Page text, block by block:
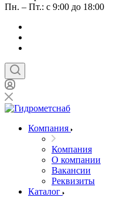
Пн. – Пт.: с 9:00 до 18:00
Компания
Компания
О компании
Вакансии
Реквизиты
Каталог